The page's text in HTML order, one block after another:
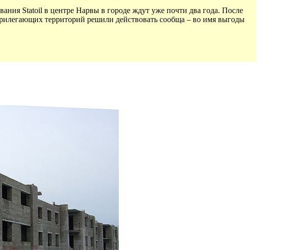
Statoil в центре Нарвы в городе ждут уже почти два года. После
территорий решили действовать сообща – во имя выгоды